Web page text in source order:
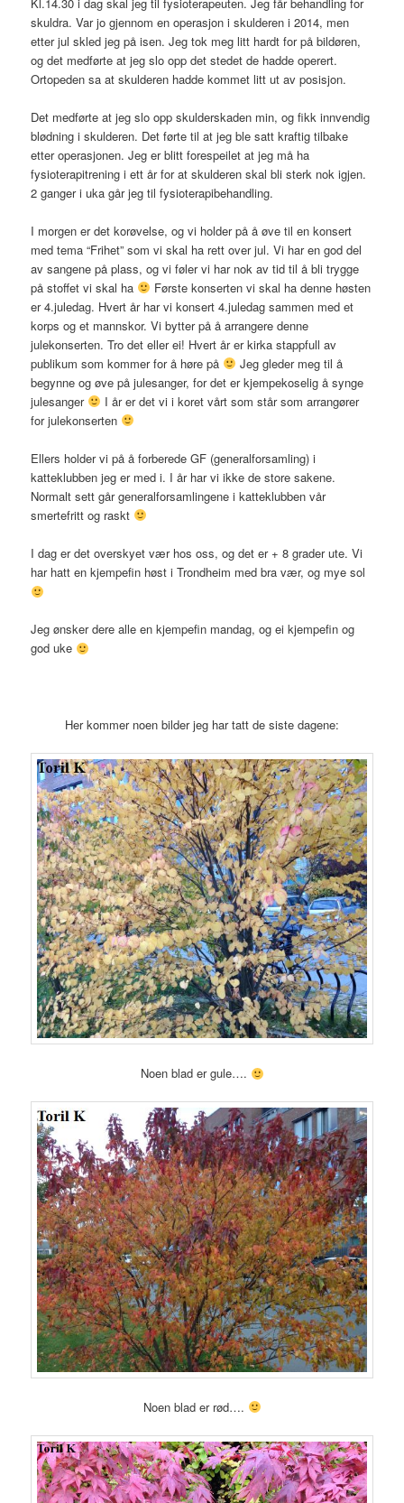
skuldra. Var jo gjennom en operasjon i skulderen i 2014, men
etter jul skled jeg på isen. Jeg tok meg litt hardt for på bildøren,
og det medførte at jeg slo opp det stedet de hadde operert.
Ortopeden sa at skulderen hadde kommet litt ut av posisjon.
Det medførte at jeg slo opp skulderskaden min, og fikk innvendig
blødning i skulderen. Det førte til at jeg ble satt kraftig tilbake
etter operasjonen. Jeg er blitt forespeilet at jeg må ha
fysioterapitrening i ett år for at skulderen skal bli sterk nok igjen.
2 ganger i uka går jeg til fysioterapibehandling.
I morgen er det korøvelse, og vi holder på å øve til en konsert
med tema “Frihet” som vi skal ha rett over jul. Vi har en god del
av sangene på plass, og vi føler vi har nok av tid til å bli trygge
på stoffet vi skal ha
Første konserten vi skal ha denne høsten
er 4.juledag. Hvert år har vi konsert 4.juledag sammen med et
korps og et mannskor. Vi bytter på å arrangere denne
julekonserten. Tro det eller ei! Hvert år er kirka stappfull av
publikum som kommer for å høre på
Jeg gleder meg til å
begynne og øve på julesanger, for det er kjempekoselig å synge
julesanger
I år er det vi i koret vårt som står som arrangører
for julekonserten
Ellers holder vi på å forberede GF (generalforsamling) i
katteklubben jeg er med i. I år har vi ikke de store sakene.
Normalt sett går generalforsamlingene i katteklubben vår
smertefritt og raskt
I dag er det overskyet vær hos oss, og det er + 8 grader ute. Vi
har hatt en kjempefin høst i Trondheim med bra vær, og mye sol
Jeg ønsker dere alle en kjempefin mandag, og ei kjempefin og
god uke
Her kommer noen bilder jeg har tatt de siste dagene:
Noen blad er gule….
Noen blad er rød….